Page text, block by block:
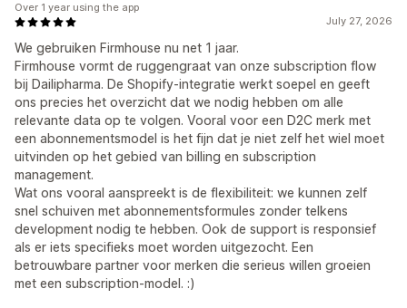
July 27, 2026
We gebruiken Firmhouse nu net 1 jaar.
Firmhouse vormt de ruggengraat van onze subscription flow
bij Dailipharma. De Shopify-integratie werkt soepel en geeft
ons precies het overzicht dat we nodig hebben om alle
relevante data op te volgen. Vooral voor een D2C merk met
een abonnementsmodel is het fijn dat je niet zelf het wiel moet
uitvinden op het gebied van billing en subscription
management.
Wat ons vooral aanspreekt is de flexibiliteit: we kunnen zelf
snel schuiven met abonnementsformules zonder telkens
development nodig te hebben. Ook de support is responsief
als er iets specifieks moet worden uitgezocht. Een
betrouwbare partner voor merken die serieus willen groeien
met een subscription-model. :)
Over 1 year using the app